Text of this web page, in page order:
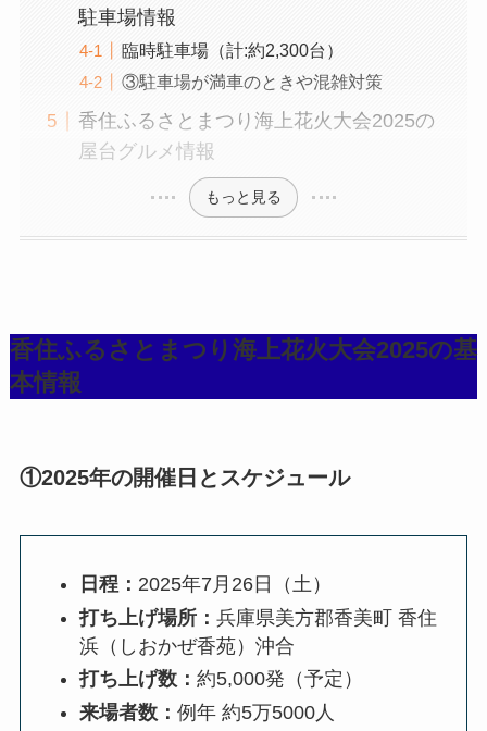
駐車場情報
臨時駐車場（計:約2,300台）
③駐車場が満車のときや混雑対策
香住ふるさとまつり海上花火大会2025の
屋台グルメ情報
もっと見る
香住ふるさとまつり海上花火大会2025の基
本情報
①2025年の開催日とスケジュール
日程： 2025年7月26日（土）
打ち上げ場所： 兵庫県美方郡香美町 香住
浜（しおかぜ香苑）沖合
打ち上げ数： 約5,000発（予定）
来場者数： 例年 約5万5000人